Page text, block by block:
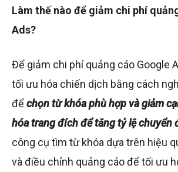
Làm thế nào để giảm chi phí
Ads?
Để giảm chi phí quảng cáo Google
tối ưu hóa chiến dịch bằng cách
đểchọn từ khóa phù hợp và giảm
hóa trang đích để tăng tỷ lệ chuyển
công cụ tìm từ khóa dựa trên hiệu
và điều chỉnh quảng cáo để tối ưu